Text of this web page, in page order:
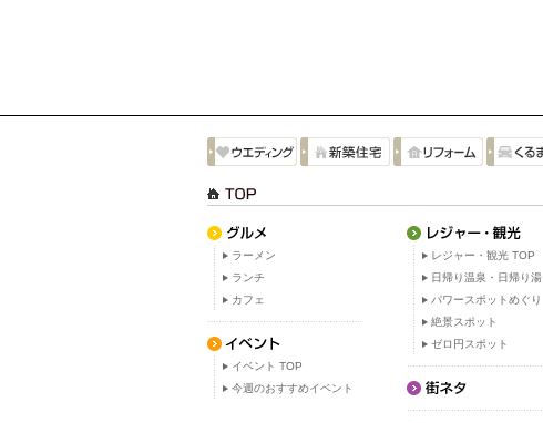
ラーメン
ランチ
カフェ
イベント TOP
今週のおすすめイベント
レジャー・観光 TOP
日帰り温泉・日帰り湯
パワースポットめぐり
絶景スポット
ゼロ円スポット